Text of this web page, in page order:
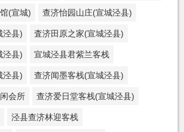
(宣城) 查济怡园山庄(宣城泾县)
泾县) 査济田原之家(宣城泾县)
泾县) 宣城泾县君紫兰客栈
泾县) 查济闻墨客栈(宣城泾县)
会所 查济爱日堂客栈(宣城泾县)
泾县查济林迎客栈